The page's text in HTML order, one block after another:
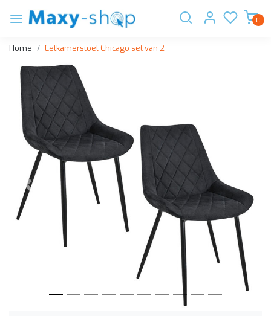
0
Home Eetkamerstoel Chicago set van 2
Vorige